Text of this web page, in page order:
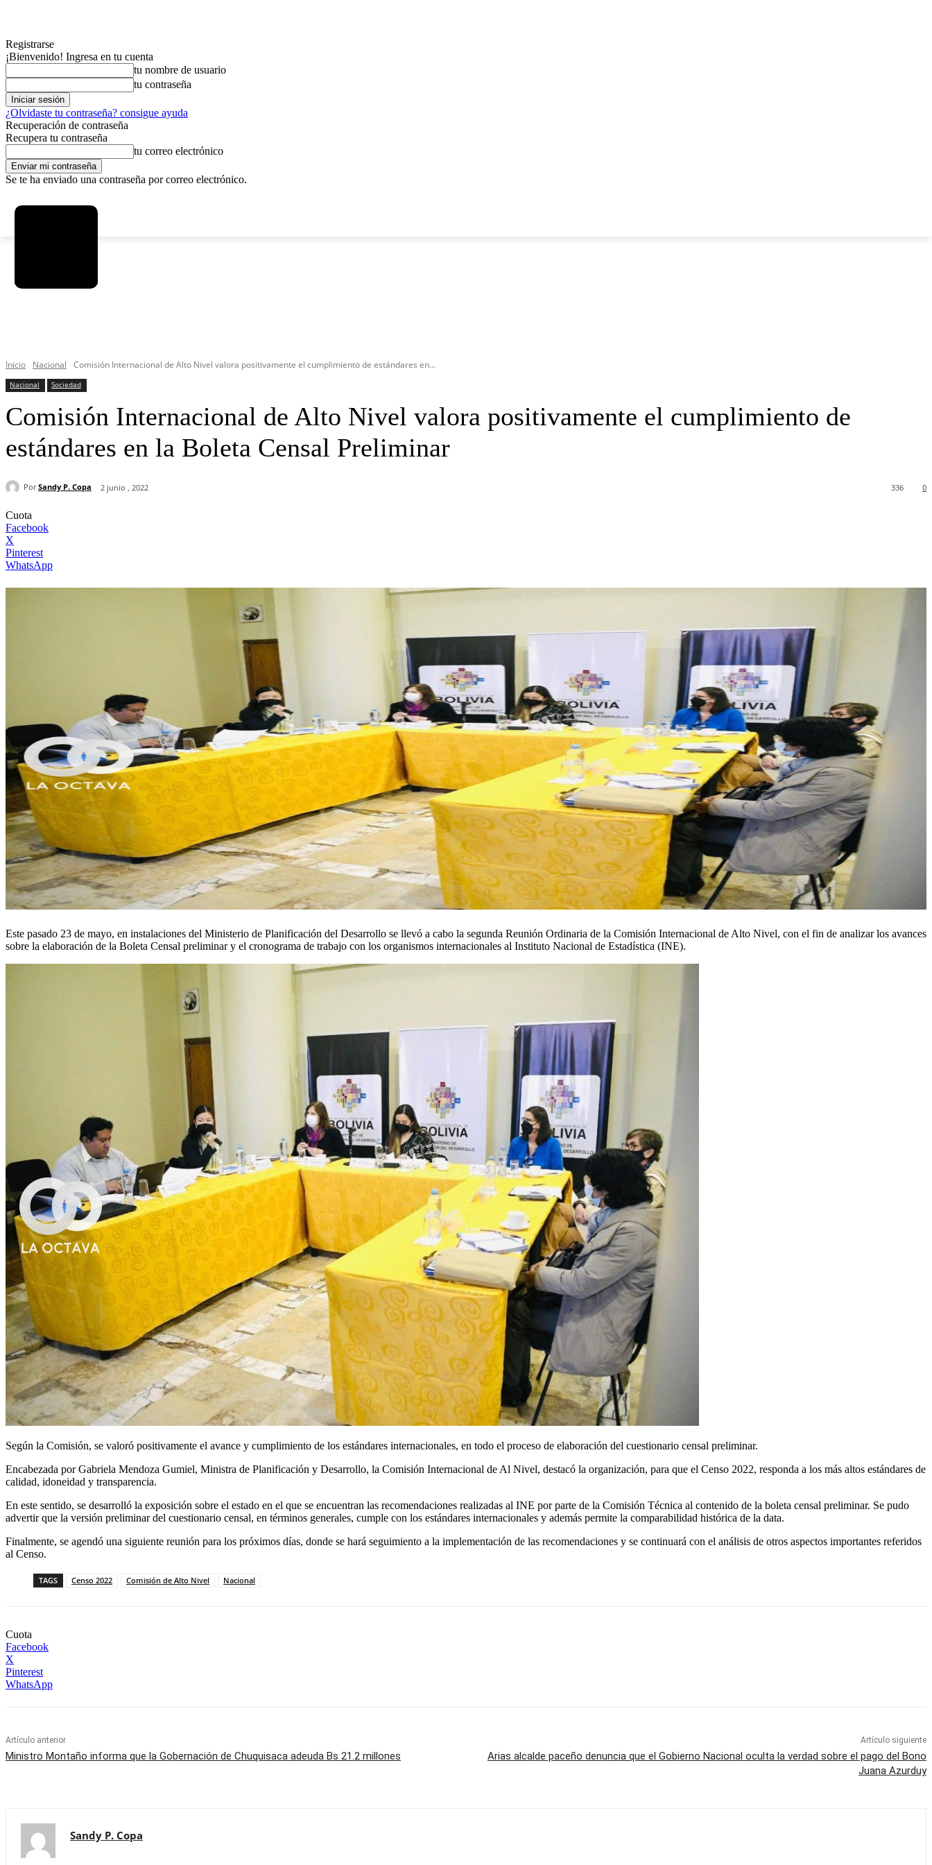
Registrarse
¡Bienvenido! Ingresa en tu cuenta
tu nombre de usuario
tu contraseña
¿Olvidaste tu contraseña? consigue ayuda
Recuperación de contraseña
Recupera tu contraseña
tu correo electrónico
Se te ha enviado una contraseña por correo electrónico.
Inicio Nacional Comisión Internacional de Alto Nivel valora positivamente el cumplimiento de estándares en...
Nacional Sociedad
Comisión Internacional de Alto Nivel valora positivamente el cumplimiento de
estándares en la Boleta Censal Preliminar
Por Sandy P. Copa 2 junio , 2022 0
336
Cuota
Facebook
X
Pinterest
WhatsApp
Este pasado 23 de mayo, en instalaciones del Ministerio de Planificación del Desarrollo se llevó a cabo la segunda Reunión Ordinaria de la Comisión Internacional de Alto Nivel, con el fin de analizar los avances
sobre la elaboración de la Boleta Censal preliminar y el cronograma de trabajo con los organismos internacionales al Instituto Nacional de Estadística (INE).
Según la Comisión, se valoró positivamente el avance y cumplimiento de los estándares internacionales, en todo el proceso de elaboración del cuestionario censal preliminar.
Encabezada por Gabriela Mendoza Gumiel, Ministra de Planificación y Desarrollo, la Comisión Internacional de Al Nivel, destacó la organización, para que el Censo 2022, responda a los más altos estándares de
calidad, idoneidad y transparencia.
En este sentido, se desarrolló la exposición sobre el estado en el que se encuentran las recomendaciones realizadas al INE por parte de la Comisión Técnica al contenido de la boleta censal preliminar. Se pudo
advertir que la versión preliminar del cuestionario censal, en términos generales, cumple con los estándares internacionales y además permite la comparabilidad histórica de la data.
Finalmente, se agendó una siguiente reunión para los próximos días, donde se hará seguimiento a la implementación de las recomendaciones y se continuará con el análisis de otros aspectos importantes referidos
al Censo.
TAGS Censo 2022 Comisión de Alto Nivel Nacional
Cuota
Facebook
X
Pinterest
WhatsApp
Artículo anterior
Ministro Montaño informa que la Gobernación de Chuquisaca adeuda Bs 21.2 millones
Artículo siguiente
Arias alcalde paceño denuncia que el Gobierno Nacional oculta la verdad sobre el pago del Bono
Juana Azurduy
Sandy P. Copa